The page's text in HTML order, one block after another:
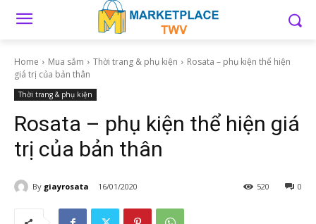
Home Mua sắm Thời trang & phụ kiện
Rosata – phụ kiện thể hiện
giá trị của bản thân
Thời trang & phụ kiện
Rosata – phụ kiện thể hiện giá
trị của bản thân
By giayrosata 16/01/2020 0
520